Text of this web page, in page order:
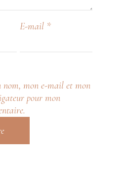
E-mail *
nom, mon e-mail et mon
pour mon